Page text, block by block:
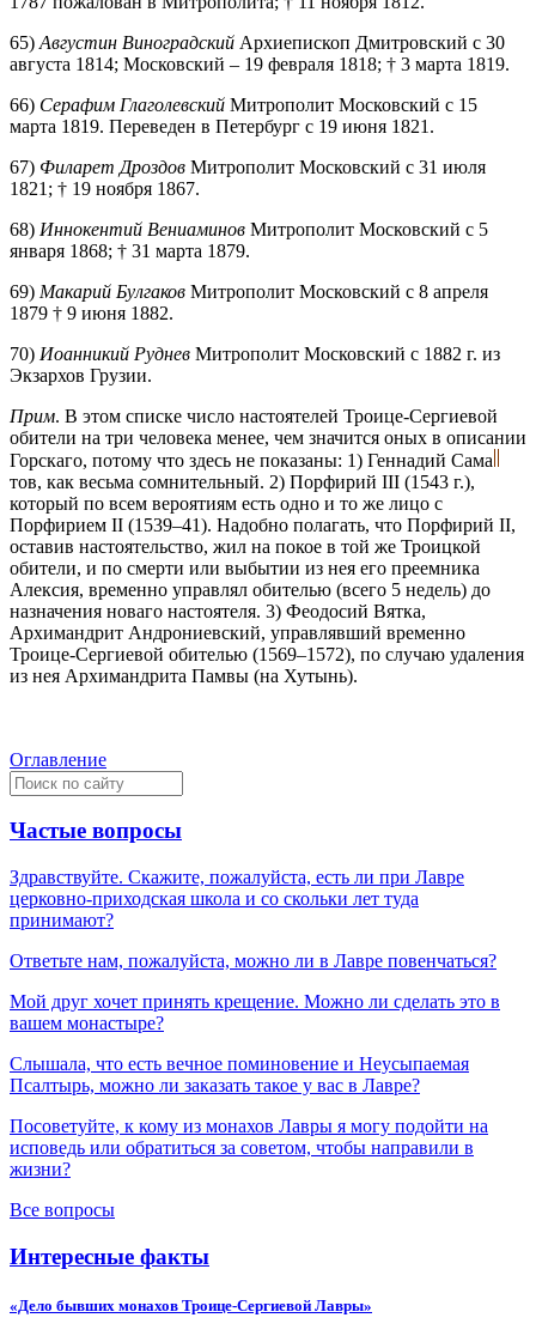
65) Августин Виноградский Архиепископ Дмитровский с 30
августа 1814; Московский – 19 февраля 1818; † 3 марта 1819.
66) Серафим Глаголевский Митрополит Московский с 15
марта 1819. Переведен в Петербург с 19 июня 1821.
67) Филарет Дроздов Митрополит Московский с 31 июля
1821; † 19 ноября 1867.
68) Иннокентий Вениаминов Митрополит Московский с 5
января 1868; † 31 марта 1879.
69) Макарий Булгаков Митрополит Московский с 8 апреля
1879 † 9 июня 1882.
70) Иоанникий Руднев Митрополит Московский с 1882 г. из
Экзархов Грузии.
Прим. В этом списке число настоятелей Троице-Сергиевой
обители на три человека менее, чем значится оных в описании
Горскаго, потому что здесь не показаны: 1) Геннадий Сама
тов, как весьма сомнительный. 2) Порфирий III (1543 г.),
который по всем вероятиям есть одно и то же лицо с
Порфирием II (1539–41). Надобно полагать, что Порфирий II,
оставив настоятельство, жил на покое в той же Троицкой
обители, и по смерти или выбытии из нея его преемника
Алексия, временно управлял обителью (всего 5 недель) до
назначения новаго настоятеля. 3) Феодосий Вятка,
Архимандрит Андрониевский, управлявший временно
Троице-Сергиевой обителью (1569–1572), по случаю удаления
из нея Архимандрита Памвы (на Хутынь).
Оглавление
Частые вопросы
Здравствуйте. Скажите, пожалуйста, есть ли при Лавре
церковно-приходская школа и со скольки лет туда
принимают?
Ответьте нам, пожалуйста, можно ли в Лавре повенчаться?
Мой друг хочет принять крещение. Можно ли сделать это в
вашем монастыре?
Слышала, что есть вечное поминовение и Неусыпаемая
Псалтырь, можно ли заказать такое у вас в Лавре?
Посоветуйте, к кому из монахов Лавры я могу подойти на
исповедь или обратиться за советом, чтобы направили в
жизни?
Все вопросы
Интересные факты
«Дело бывших монахов Троице-Сергиевой Лавры»